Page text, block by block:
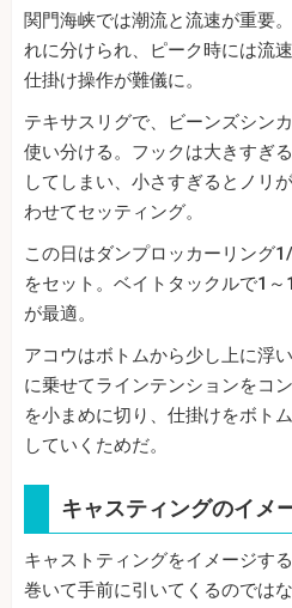
関門海峡では潮流と流速が重要
れに分けられ、ピーク時には流
仕掛け操作が難儀に。
テキサスリグで、ビーンズシン
使い分ける。フックは大きすぎ
してしまい、小さすぎるとノリ
わせてセッティング。
この日はダンプロッカーリング
をセット。ベイトタックルで1
が最適。
アコウはボトムから少し上に浮
に乗せてラインテンションをコ
を小まめに切り、仕掛けをボト
していくためだ。
キャスティングのイメ
キャストティングをイメージす
巻いて手前に引いてくるのでは